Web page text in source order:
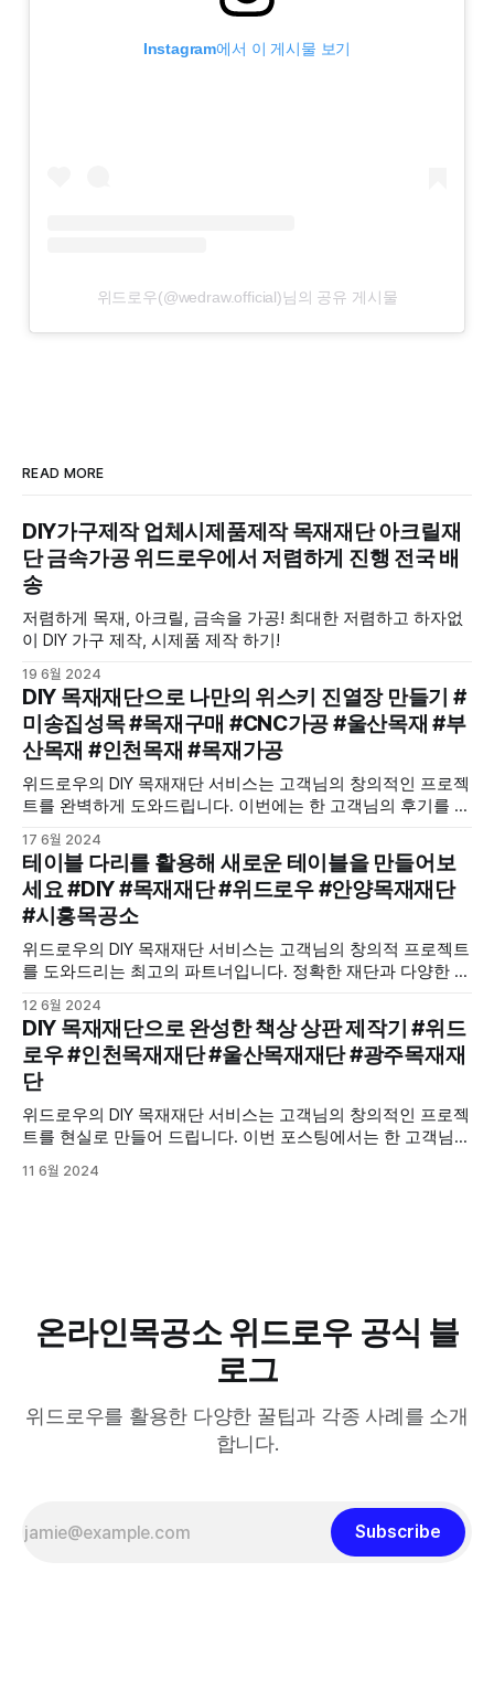
Instagram에서 이 게시물 보기
위드로우(@wedraw.official)님의 공유 게시물
READ MORE
DIY가구제작 업체시제품제작 목재재단 아크릴재
단 금속가공 위드로우에서 저렴하게 진행 전국 배
송
저렴하게 목재, 아크릴, 금속을 가공! 최대한 저렴하고 하자없
이 DIY 가구 제작, 시제품 제작 하기!
19 6월 2024
DIY 목재재단으로 나만의 위스키 진열장 만들기 #
미송집성목 #목재구매 #CNC가공 #울산목재 #부
산목재 #인천목재 #목재가공
위드로우의 DIY 목재재단 서비스는 고객님의 창의적인 프로젝
트를 완벽하게 도와드립니다. 이번에는 한 고객님의 후기를 통
17 6월 2024
테이블 다리를 활용해 새로운 테이블을 만들어보
세요 #DIY #목재재단 #위드로우 #안양목재재단
#시흥목공소
위드로우의 DIY 목재재단 서비스는 고객님의 창의적 프로젝트
를 도와드리는 최고의 파트너입니다. 정확한 재단과 다양한 옵
도와드립니다.
12 6월 2024
DIY 목재재단으로 완성한 책상 상판 제작기 #위드
로우 #인천목재재단 #울산목재재단 #광주목재재
단
위드로우의 DIY 목재재단 서비스는 고객님의 창의적인 프로젝
트를 현실로 만들어 드립니다. 이번 포스팅에서는 한 고객님의
가공된 목재가 여러분의 공간을 아름답게 변화시킬 수 있습니
11 6월 2024
온라인목공소 위드로우 공식 블
로그
위드로우를 활용한 다양한 꿀팁과 각종 사례를 소개
합니다.
Subscribe